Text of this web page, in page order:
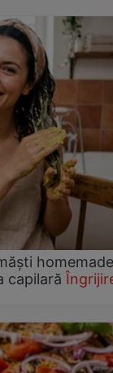
homemade
capilară